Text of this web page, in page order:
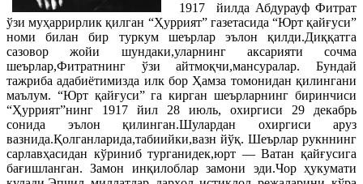
1917 йилда Абдурауф Фитрат
ўзи муҳаррирлик қилган “Ҳуррият” газетасида “Юрт қайғуси”
номи билан бир туркум шеърлар эълон қилди.Диққатга
сазовор жойи шундаки,уларнинг аксарияти сочма
шеърлар,Фитратнинг ўзи айтмоқчи,мансуралар. Бундай
тажриба адабиётимизда илк бор Ҳамза томонидан қилингани
маълум. “Юрт қайғуси” га кирган шеърларнинг биринчиси
“Ҳуррият”нинг 1917 йил 28 июль, охиргиси 29 декабрь
сонида эълон қилинган.Шулардан охиргиси аруз
вазнида.Қолганларида,табиийки,вазн йўқ. Шеърлар рукннинг
сарлавҳасидан кўриниб турганидек,юрт — Ватан қайғусига
бағишланган. Замон инқилоблар замони эди.Чор ҳукумати